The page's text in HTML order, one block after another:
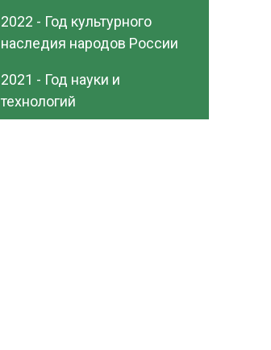
2022 - Год культурного
наследия народов России
2021 - Год науки и
технологий